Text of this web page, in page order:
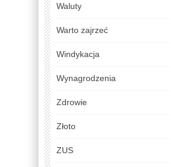
Waluty
Warto zajrzeć
Windykacja
Wynagrodzenia
Zdrowie
Złoto
ZUS